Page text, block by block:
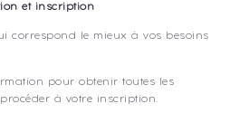
et inscription
correspond le mieux à vos besoins
pour obtenir toutes les
à votre inscription.